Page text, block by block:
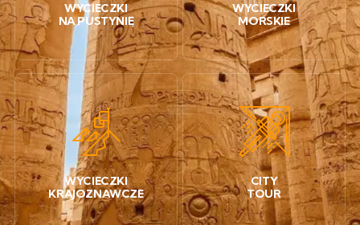
WYCIECZKI
NA PUSTYNIĘ
WYCIECZKI
MORSKIE
WYCIECZKI
KRAJOZNAWCZE
CITY
TOUR